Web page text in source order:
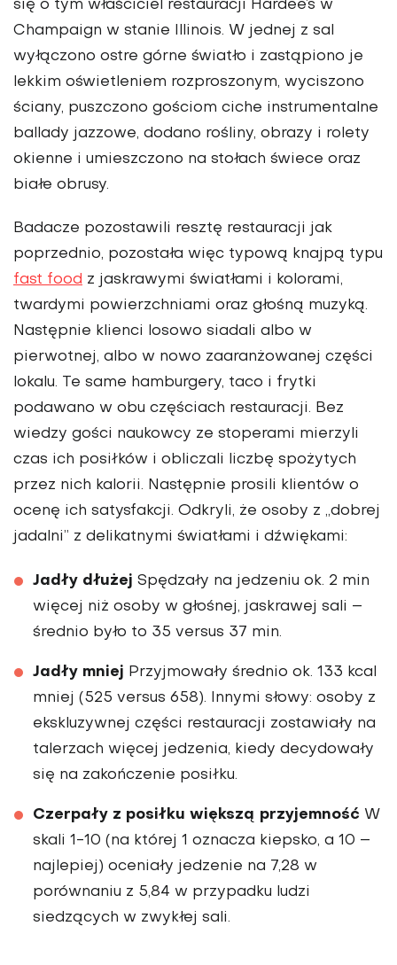
się o tym właściciel restauracji Hardee’s w
Cham­paign w stanie Illinois. W jednej z sal
wyłączono ostre górne światło i zastąpiono je
lek­kim oświetleniem rozproszonym, wyciszono
ściany, puszczono gościom ciche instrumentalne
bal­lady jazzowe, dodano rośliny, obrazy i rolety
okienne i umieszczono na stołach świece oraz
białe obrusy.
Badacze pozostawili resztę restauracji jak
poprzednio, pozostała więc typową knajpą typu
fast food z jaskra­wymi światłami i kolorami,
twardymi powierzchniami oraz głośną muzyką.
Następnie klienci losowo siadali albo w
pierwotnej, albo w nowo zaaranżowanej części
lokalu. Te same hamburgery, taco i frytki
podawano w obu częściach restauracji. Bez
wiedzy gości naukowcy ze stoperami mierzyli
czas ich posiłków i obliczali liczbę spożytych
przez nich kalorii. Następnie prosili klien­tów o
ocenę ich satysfakcji. Odkryli, że osoby z „dobrej
jadalni” z delikatnymi światłami i dźwiękami:
Jadły dłużej Spędzały na jedzeniu ok. 2 min
więcej niż osoby w głośnej, jaskra­wej sali –
średnio było to 35 versus 37 min.
Jadły mniej Przyjmowały średnio ok. 133 kcal
mniej (525 versus 658). Innymi słowy: osoby z
ekskluzywnej części restauracji zostawiały na
talerzach więcej jedze­nia, kiedy decydowały
się na zakończenie posiłku.
Czerpały z posiłku większą przyjemność W
skali 1-10 (na której 1 oznacza kiepsko, a 10 –
najle­piej) oceniały jedzenie na 7,28 w
porównaniu z 5,84 w przypadku ludzi
siedzących w zwykłej sali.